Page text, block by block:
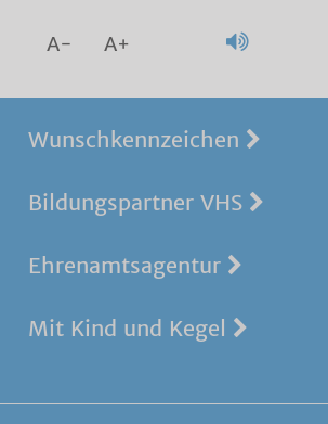
A- A+
Wunschkennzeichen
Bildungspartner VHS
Ehrenamtsagentur
Mit Kind und Kegel